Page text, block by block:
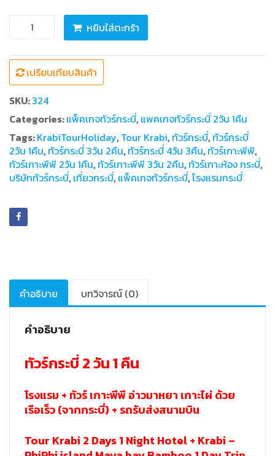
จำนวน
2
วัน
1
คืน
เกาะ
-
อ่าว
มา
หยา
เกาะ
ไผ่
Days
Night
Bamboo)
หยิบใส่ตะกร้า
เปรียบเทียบสินค้า
SKU:324
Categories:แพ็คเกจทัวร์กระบี่, แพคเกจทัวร์กระบี่ 2วัน 1คืน
Tags:KrabiTourHoliday, Tour Krabi, ทัวร์กระบี่, ทัวร์กระบี่
2วัน 1คืน, ทัวร์กระบี่ 3วัน 2คืน, ทัวร์กระบี่ 4วัน 3คืน, ทัวร์เกาะพีพี,
ทัวร์เกาะพีพี 2วัน 1คืน, ทัวร์เกาะพีพี 3วัน 2คืน, ทัวร์เกาะห้อง กระบี่,
บริษัททัวร์กระบี่, เที่ยวกระบี่, แพ็คเกจทัวร์กระบี่,โรงแรมกระบี่
คำอธิบาย บทวิจารณ์ (0)
คำอธิบาย
ทัวร์กระบี่ 2 วัน 1 คืน
โรงแรม + ทัวร์ เกาะพีพี อ่าวมาหยา เกาะไผ่ ด้วย
เรือเร็ว (จากกระบี่) + รถรับส่งสนามบิน
Tour Krabi 2 Days 1 Night Hotel + Krabi –